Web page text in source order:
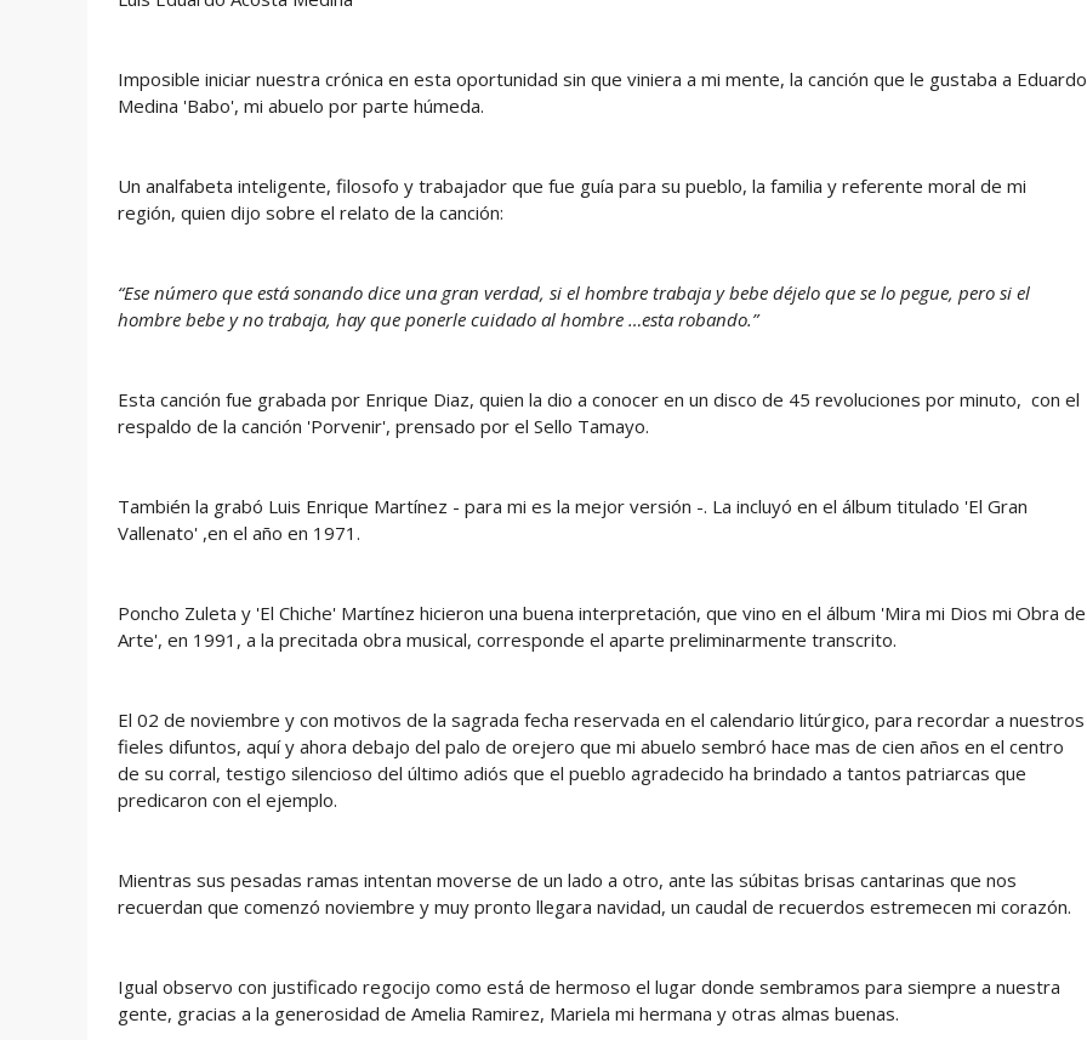
Imposible iniciar nuestra crónica en esta oportunidad sin que viniera a mi mente, la canción que le gustaba a Eduardo
Medina 'Babo', mi abuelo por parte húmeda.
Un analfabeta inteligente, filosofo y trabajador que fue guía para su pueblo, la familia y referente moral de mi
región, quien dijo sobre el relato de la canción:
“Ese número que está sonando dice una gran verdad, si el hombre trabaja y bebe déjelo que se lo pegue, pero si el
hombre bebe y no trabaja, hay que ponerle cuidado al hombre …esta robando.”
Esta canción fue grabada por Enrique Diaz, quien la dio a conocer en un disco de 45 revoluciones por minuto, con el
respaldo de la canción 'Porvenir', prensado por el Sello Tamayo.
También la grabó Luis Enrique Martínez - para mi es la mejor versión -. La incluyó en el álbum titulado 'El Gran
Vallenato' ,en el año en 1971.
Poncho Zuleta y 'El Chiche' Martínez hicieron una buena interpretación, que vino en el álbum 'Mira mi Dios mi Obra de
Arte', en 1991, a la precitada obra musical, corresponde el aparte preliminarmente transcrito.
El 02 de noviembre y con motivos de la sagrada fecha reservada en el calendario litúrgico, para recordar a nuestros
fieles difuntos, aquí y ahora debajo del palo de orejero que mi abuelo sembró hace mas de cien años en el centro
de su corral, testigo silencioso del último adiós que el pueblo agradecido ha brindado a tantos patriarcas que
predicaron con el ejemplo.
Mientras sus pesadas ramas intentan moverse de un lado a otro, ante las súbitas brisas cantarinas que nos
recuerdan que comenzó noviembre y muy pronto llegara navidad, un caudal de recuerdos estremecen mi corazón.
Igual observo con justificado regocijo como está de hermoso el lugar donde sembramos para siempre a nuestra
gente, gracias a la generosidad de Amelia Ramirez, Mariela mi hermana y otras almas buenas.